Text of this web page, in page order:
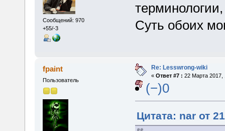
Сообщений: 970
+55/-3
Суть обоих
fpaint
Пользователь
Re: Lesswrong-wiki
« Ответ #7 : 22 Марта 2017,
(−)0
Цитата: nar от